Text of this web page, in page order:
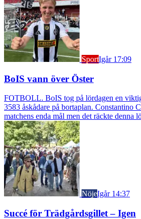
SportIgår 17:09
BoIS vann över Öster
FOTBOLL. BoIS tog på lördagen en
3583 åskådare på bortaplan. Constantino
matchens enda mål men det räckte denna
NöjeIgår 14:37
Succé för Trädgårdsgillet – Igen